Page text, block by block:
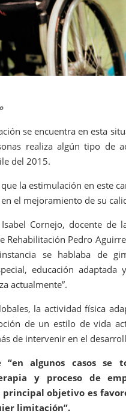
se encuentra en esta
realiza algún tipo de
del 2015.
que la estimulación en este
el mejoramiento de su
Cornejo, docente de
Rehabilitación Pedro
se hablaba de
educación
actualmente”.
la actividad física
de un estilo de vida
de intervenir en el
“en algunos casos se
y proceso de
objetivo es
limitación”.